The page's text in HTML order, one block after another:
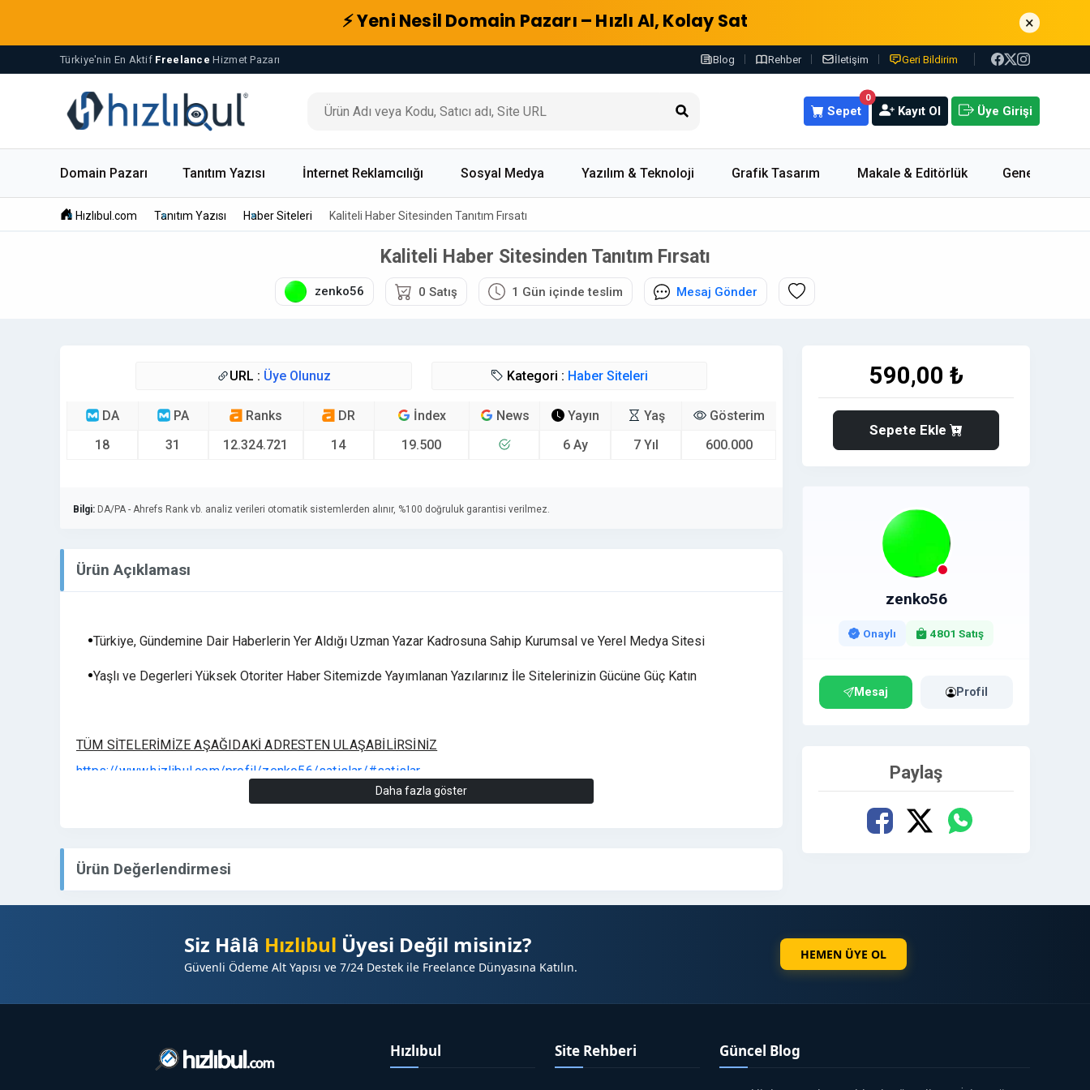
⚡ Yeni Nesil Domain Pazarı – Hızlı Al, Kolay Sat ×
Türkiye'nin En Aktif Freelance Hizmet Pazarı Blog Rehber İletişim Geri Bildirim
0
Sepet Kayıt Ol Üye Girişi
Domain Pazarı Tanıtım Yazısı İnternet Reklamcılığı Sosyal Medya Yazılım & Teknoloji Grafik Tasarım Makale & Editörlük Genel
Hızlıbul.com Tanıtım Yazısı Haber Siteleri Kaliteli Haber Sitesinden Tanıtım Fırsatı
Kaliteli Haber Sitesinden Tanıtım Fırsatı
zenko56 0 Satış 1 Gün içinde teslim Mesaj Gönder
URL : Üye Olunuz Kategori : Haber Siteleri
DA
18
PA
31
Ranks
12.324.721
DR
14
İndex
19.500
News
Yayın
6 Ay
Yaş
7 Yıl
Gösterim
600.000
Bilgi: DA/PA - Ahrefs Rank vb. analiz verileri otomatik sistemlerden alınır, %100 doğruluk garantisi verilmez.
Ürün Açıklaması
Türkiye, Gündemine Dair Haberlerin Yer Aldığı Uzman Yazar Kadrosuna Sahip Kurumsal ve Yerel Medya Sitesi
Yaşlı ve Degerleri Yüksek Otoriter Haber Sitemizde Yayımlanan Yazılarınız İle Sitelerinizin Gücüne Güç Katın
TÜM SİTELERİMİZE AŞAĞIDAKİ ADRESTEN ULAŞABİLİRSİNİZ
https://www.hizlibul.com/profil/zenko56/satislar/#satislar
Daha fazla göster
Ürün Değerlendirmesi
590,00 ₺
Sepete Ekle
zenko56
Onaylı 4801 Satış
Mesaj Profil
Paylaş
Siz Hâlâ Hızlıbul Üyesi Değil misiniz?
Güvenli Ödeme Alt Yapısı ve 7/24 Destek ile Freelance Dünyasına Katılın.
HEMEN ÜYE OL
Hızlıbul Site Rehberi Güncel Blog